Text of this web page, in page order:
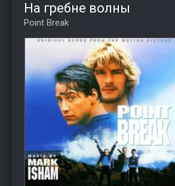
На гребне волны
Point Break